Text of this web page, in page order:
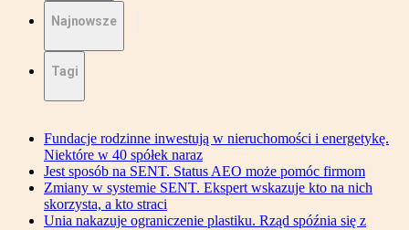
Najnowsze
Tagi
Fundacje rodzinne inwestują w nieruchomości i energetykę.
Niektóre w 40 spółek naraz
Jest sposób na SENT. Status AEO może pomóc firmom
Zmiany w systemie SENT. Ekspert wskazuje kto na nich
skorzysta, a kto straci
Unia nakazuje ograniczenie plastiku. Rząd spóźnia się z